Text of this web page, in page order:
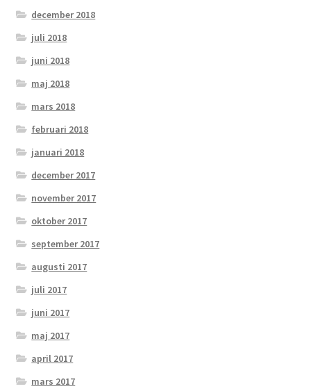
Webbutik
december 2018
juli 2018
juni 2018
maj 2018
mars 2018
februari 2018
januari 2018
december 2017
november 2017
oktober 2017
september 2017
augusti 2017
juli 2017
juni 2017
maj 2017
april 2017
mars 2017